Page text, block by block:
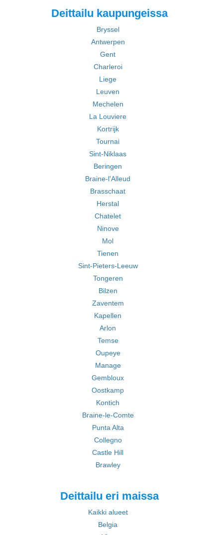
Deittailu kaupungeissa
Bryssel
Antwerpen
Gent
Charleroi
Liege
Leuven
Mechelen
La Louviere
Kortrijk
Tournai
Sint-Niklaas
Beringen
Braine-l'Alleud
Brasschaat
Herstal
Chatelet
Ninove
Mol
Tienen
Sint-Pieters-Leeuw
Tongeren
Bilzen
Zaventem
Kapellen
Arlon
Temse
Oupeye
Manage
Gembloux
Oostkamp
Kontich
Braine-le-Comte
Punta Alta
Collegno
Castle Hill
Brawley
Deittailu eri maissa
Kaikki alueet
Belgia